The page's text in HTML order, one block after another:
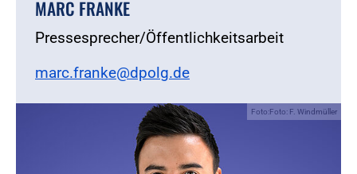
MARC FRANKE
Pressesprecher/Öffentlichkeitsarbeit
marc.franke@dpolg.de
Foto:Foto: F. Windmüller